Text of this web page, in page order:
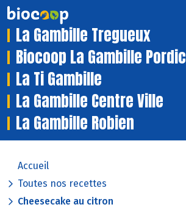
La Gambille Tregueux
Biocoop La Gambille Pordic
La Ti Gambille
La Gambille Centre Ville
La Gambille Robien
Accueil
Toutes nos recettes
Cheesecake au citron